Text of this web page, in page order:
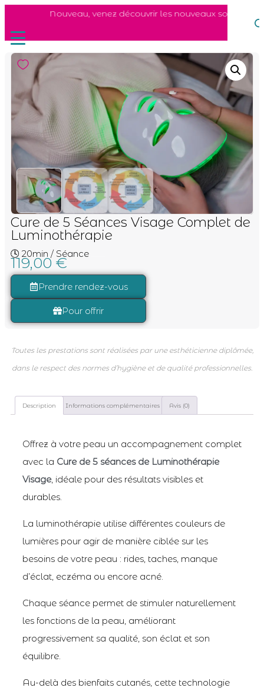
Nouveau, venez découvrir les nouveaux soins du
Cure de 5 Séances Visage Complet de
Luminothérapie
🕓 20min / Séance
119,00 €
Prendre rendez-vous
Pour offrir
Toutes les prestations sont réalisées par une esthéticienne diplômée,
dans le respect des normes d’hygiène et de qualité professionnelles.
Description Informations complémentaires Avis (0)
Offrez à votre peau un accompagnement complet
avec la Cure de 5 séances de Luminothérapie
Visage, idéale pour des résultats visibles et
durables.
La luminothérapie utilise différentes couleurs de
lumières pour agir de manière ciblée sur les
besoins de votre peau : rides, taches, manque
d’éclat, eczéma ou encore acné.
Chaque séance permet de stimuler naturellement
les fonctions de la peau, améliorant
progressivement sa qualité, son éclat et son
équilibre.
Au-delà des bienfaits cutanés, cette technologie